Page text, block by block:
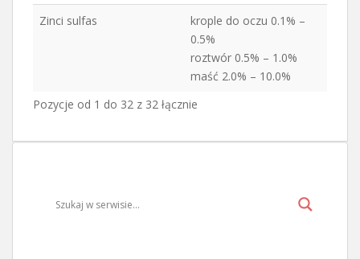
Zinci sulfas
krople do oczu 0.1% –
0.5%
roztwór 0.5% – 1.0%
maść 2.0% – 10.0%
Pozycje od 1 do 32 z 32 łącznie